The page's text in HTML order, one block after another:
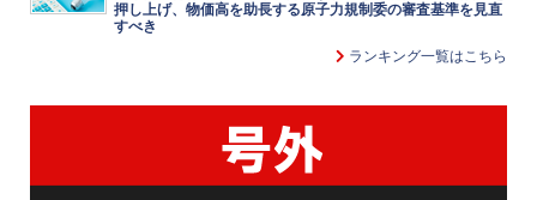
押し上げ、物価高を助長する原子力規制委の審査基準を見直
すべき
ランキング一覧はこちら